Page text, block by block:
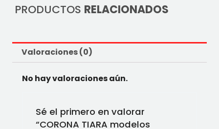
PRODUCTOS RELACIONADOS
Valoraciones (0)
No hay valoraciones aún.
Sé el primero en valorar
“CORONA TIARA modelos